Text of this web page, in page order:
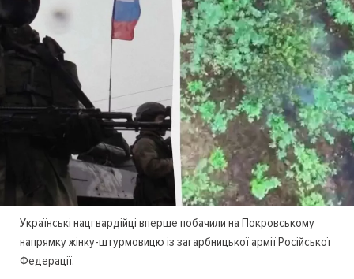
Українські нацгвардійці вперше побачили на Покровському
напрямку жінку-штурмовицю із загарбницької армії Російської
Федерації.